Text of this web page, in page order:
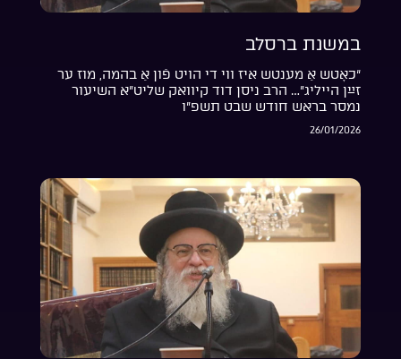
במשנת ברסלב
“כאָטש אַ מענטש איז ווי די הויט פֿון אַ בהמה, מוז ער
זײַן הייליג”… הרב ניסן דוד קיוואק שליט”א השיעור
נמסר בראש חודש שבט תשפ”ו
26/01/2026